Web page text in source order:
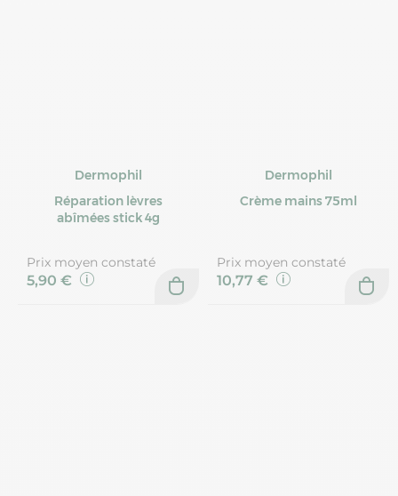
Dermophil
Réparation lèvres
abîmées stick 4g
Prix moyen constaté
5,90 €
Dermophil
Crème mains 75ml
Prix moyen constaté
10,77 €